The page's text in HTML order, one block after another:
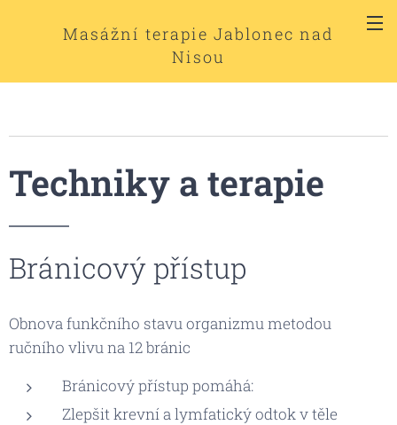
Masážní terapie Jablonec nad
Nisou
Techniky a terapie
Bránicový přístup
Obnova funkčního stavu organizmu metodou
ručního vlivu na 12 bránic
Bránicový přístup pomáhá:
Zlepšit krevní a lymfatický odtok v těle